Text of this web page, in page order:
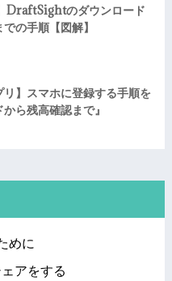
DraftSightのダウンロード
の手順【図解】
リ】スマホに登録する手順を
ら残高確認まで』
めに
アをする